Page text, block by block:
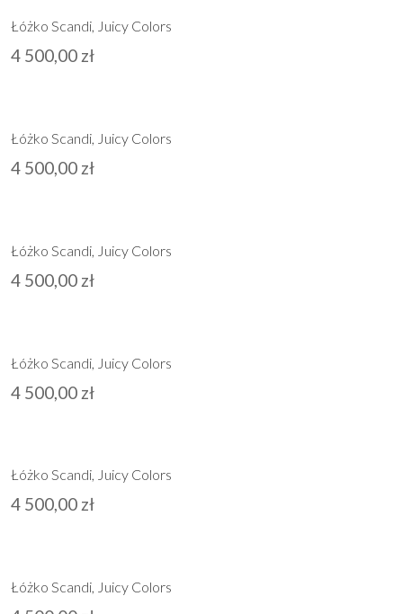
Łóżko Scandi, Juicy Colors
4 500,00 zł
Łóżko Scandi, Juicy Colors
4 500,00 zł
Łóżko Scandi, Juicy Colors
4 500,00 zł
Łóżko Scandi, Juicy Colors
4 500,00 zł
Łóżko Scandi, Juicy Colors
4 500,00 zł
Łóżko Scandi, Juicy Colors